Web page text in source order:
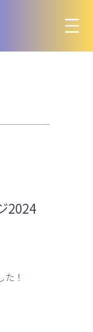
2024
！